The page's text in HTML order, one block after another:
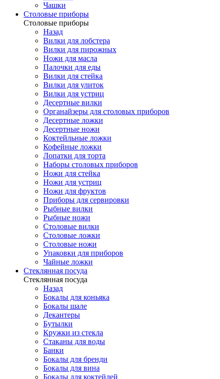
Чашки
Cтоловые приборы
Cтоловые приборы
Назад
Вилки для лобстера
Вилки для пирожных
Ножи для масла
Палочки для еды
Вилки для стейка
Вилки для улиток
Вилки для устриц
Десертные вилки
Органайзеры для столовых приборов
Десертные ложки
Десертные ножи
Коктейльные ложки
Кофейные ложки
Лопатки для торта
Наборы столовых приборов
Ножи для стейка
Ножи для устриц
Ножи для фруктов
Приборы для сервировки
Рыбные вилки
Рыбные ножи
Столовые вилки
Столовые ложки
Столовые ножи
Упаковки для приборов
Чайные ложки
Стеклянная посуда
Стеклянная посуда
Назад
Бокалы для коньяка
Бокалы шале
Декантеры
Бутылки
Кружки из стекла
Стаканы для воды
Банки
Бокалы для бренди
Бокалы для вина
Бокалы для коктейлей